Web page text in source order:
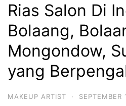
Rias Salon Di
Bolaang,
Mongondow,
yang
MAKEUP ARTIST · SEPTEMBER